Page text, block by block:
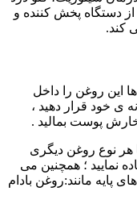
دستگاه پخش کننده و
کند.
این روغن را داخل
ی خود قرار دهید ،
پوست بمالید .
هر نوع روغن دیگری
نمایید ؛ همچنین می
پایه مانند:روغن بادام